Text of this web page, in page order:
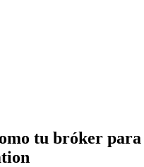
tu bróker para